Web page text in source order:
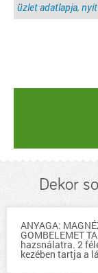
üzlet adatlapja,
Dekor
ANYAGA:
GOMBELEMET
hazsnálatra. 2
kezében tartja a